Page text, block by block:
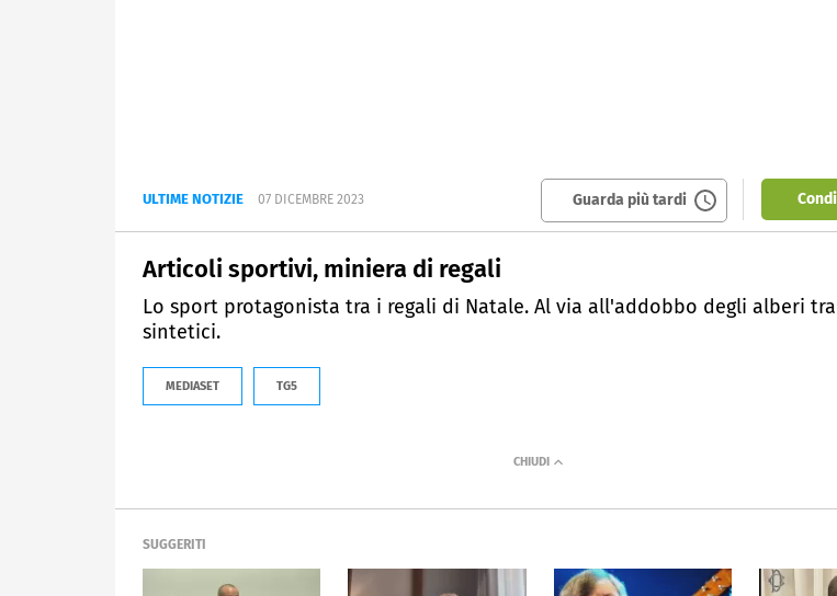
ULTIME NOTIZIE 07 DICEMBRE 2023 Guarda più tardi
Articoli sportivi, miniera di regali
Lo sport protagonista tra i regali di Natale. Al via all'addobbo degli alberi
sintetici.
MEDIASET TG5
SUGGERITI